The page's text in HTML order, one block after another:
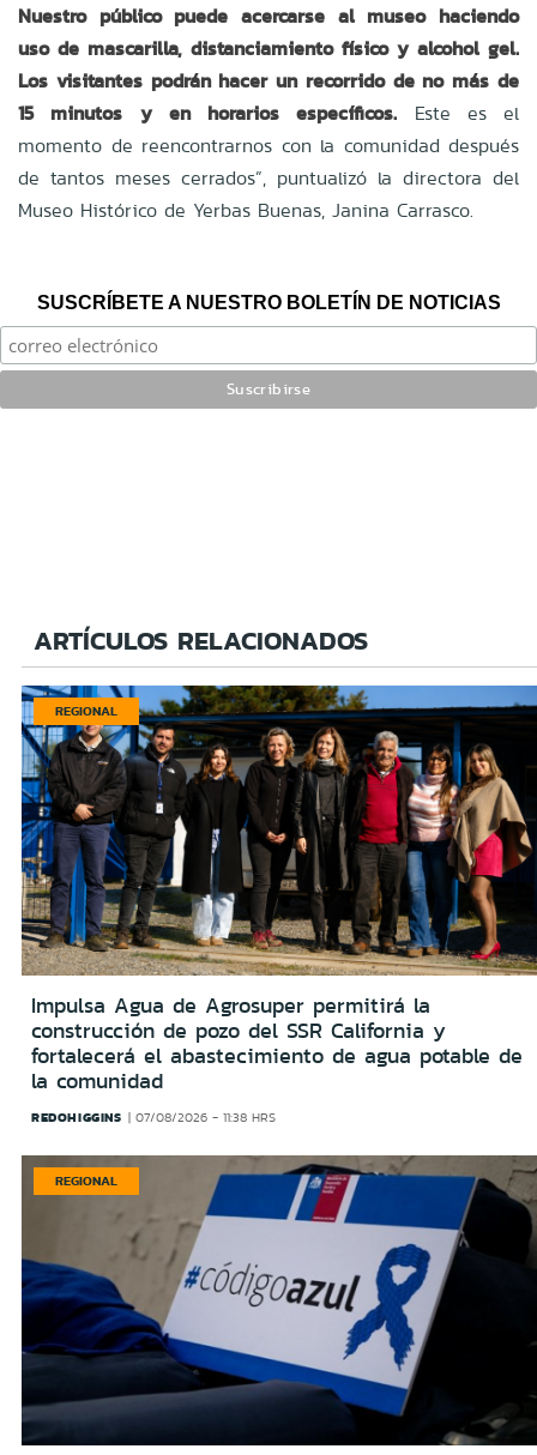
Nuestro público puede acercarse al museo haciendo
uso de mascarilla, distanciamiento físico y alcohol gel.
Los visitantes podrán hacer un recorrido de no más de
15 minutos y en horarios específicos. Este es el
momento de reencontrarnos con la comunidad después
de tantos meses cerrados”, puntualizó la directora del
Museo Histórico de Yerbas Buenas, Janina Carrasco.
SUSCRÍBETE A NUESTRO BOLETÍN DE NOTICIAS
ARTÍCULOS RELACIONADOS
REGIONAL
Impulsa Agua de Agrosuper permitirá la
construcción de pozo del SSR California y
fortalecerá el abastecimiento de agua potable de
la comunidad
REDOHIGGINS 07/08/2026 - 11:38 HRS
REGIONAL